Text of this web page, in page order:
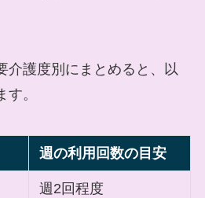
介護度別にまとめると、以
。
週の利用回数の目安
週2回程度